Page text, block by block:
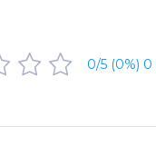
0/5 (0%) 0